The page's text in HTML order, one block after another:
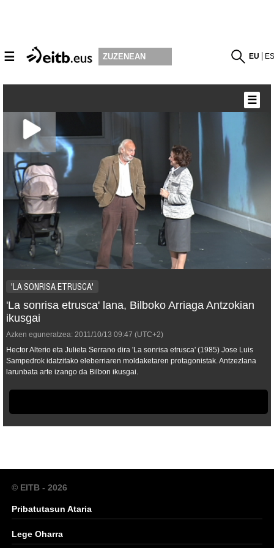
☰ ZUZENEAN EU
'LA SONRISA ETRUSCA'
'La sonrisa etrusca' lana, Bilboko Arriaga Antzokian
ikusgai
Azken eguneratzea: 2011/10/13 09:47 (UTC+2)
Hector Alterio eta Julieta Serrano dira 'La sonrisa etrusca' (1985) Jose Luis
Sampedrok idatzitako eleberriaren moldaketaren protagonistak. Antzezlana
larunbata arte izango da Bilbon ikusgai.
☰
© EITB - 2026
Pribatutasun Ataria
Lege Oharra